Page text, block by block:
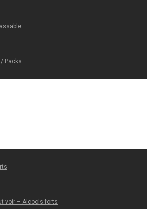
/ Packs
voir – Alcools forts